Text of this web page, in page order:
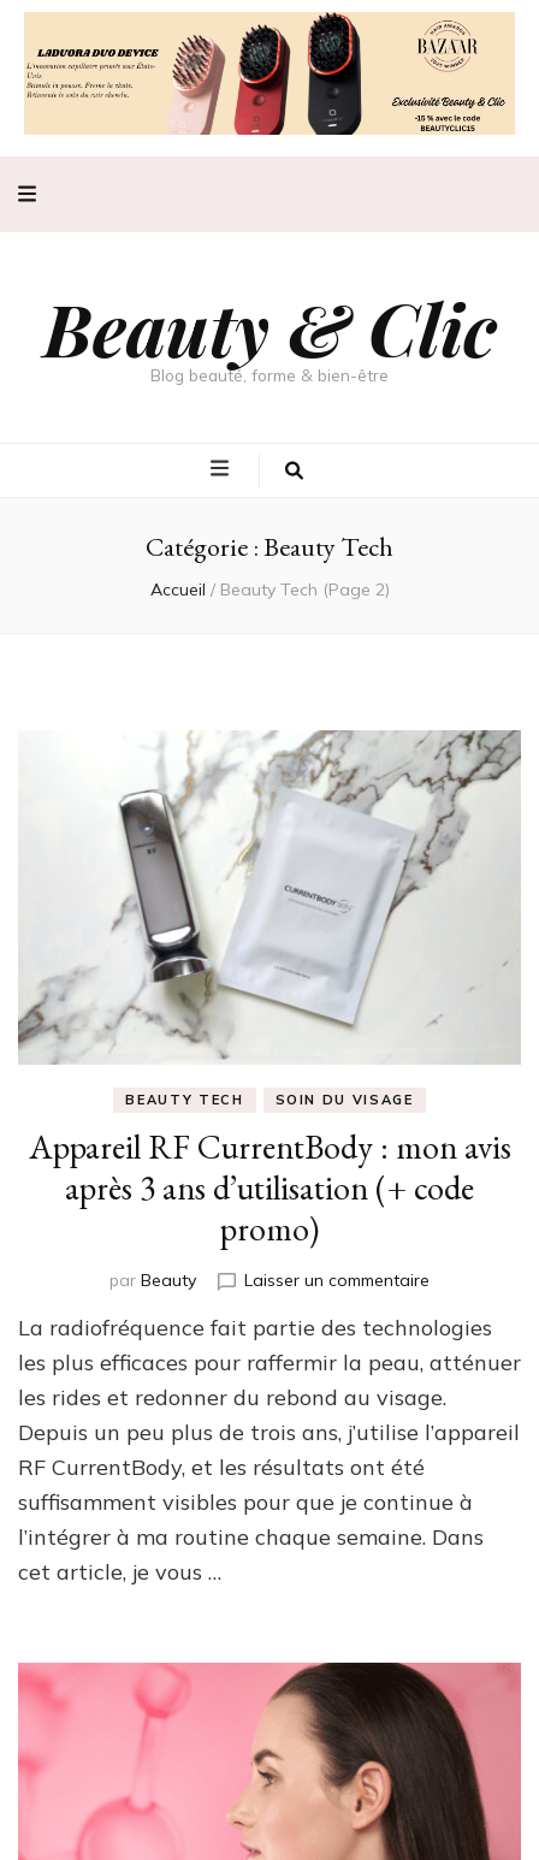
Beauty & Clic
Blog beauté, forme & bien-être
Catégorie :Beauty Tech
Accueil / Beauty Tech (Page 2)
BEAUTY TECH SOIN DU VISAGE
Appareil RF CurrentBody : mon avis
après 3 ans d’utilisation (+ code
promo)
par Beauty Laisser un commentaire
RF
CurrentBody
mon
avis
ans
d’utilisation
La radiofréquence fait partie des technologies
les plus efficaces pour raffermir la peau, atténuer
les rides et redonner du rebond au visage.
Depuis un peu plus de trois ans, j’utilise l’appareil
RF CurrentBody, et les résultats ont été
suffisamment visibles pour que je continue à
l’intégrer à ma routine chaque semaine. Dans
cet article, je vous …